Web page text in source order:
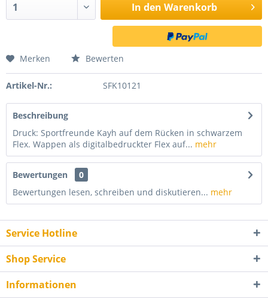
In den Warenkorb
Merken Bewerten
Artikel-Nr.: SFK10121
Beschreibung
Druck: Sportfreunde Kayh auf dem Rücken in schwarzem
Flex. Wappen als digitalbedruckter Flex auf... mehr
Bewertungen
0
Bewertungen lesen, schreiben und diskutieren... mehr
Service Hotline
Shop Service
Informationen